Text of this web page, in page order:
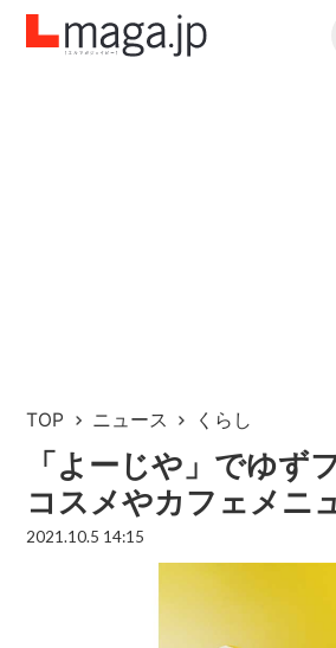
TOP ニュース くらし
「よーじや」でゆず
コスメやカフェメニ
2021.10.5 14:15